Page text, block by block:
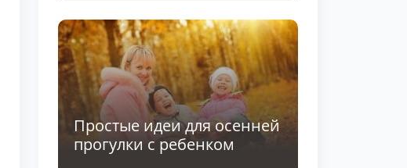
Простые идеи для осенней
прогулки с ребенком